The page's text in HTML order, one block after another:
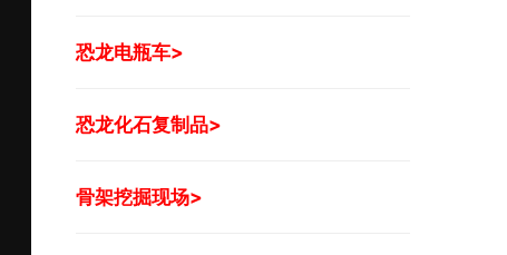
恐龙电瓶车>
恐龙化石复制品>
骨架挖掘现场>